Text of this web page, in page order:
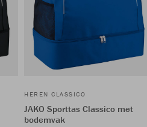
HEREN CLASSICO
JAKO Sporttas Classico met
bodemvak